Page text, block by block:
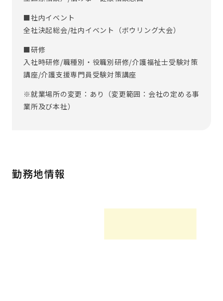
■社内イベント
全社決起総会/社内イベント（ボウリング大会）
■研修
入社時研修/職種別・役職別研修/介護福祉士受験対策
講座/介護支援専門員受験対策講座
※就業場所の変更：あり（変更範囲：会社の定める事
業所及び本社）
勤務地情報